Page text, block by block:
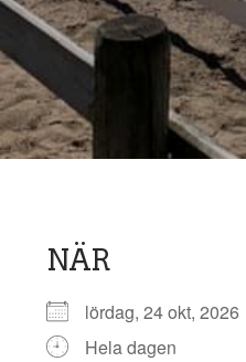
NÄR
lördag, 24 okt, 2026
Hela dagen